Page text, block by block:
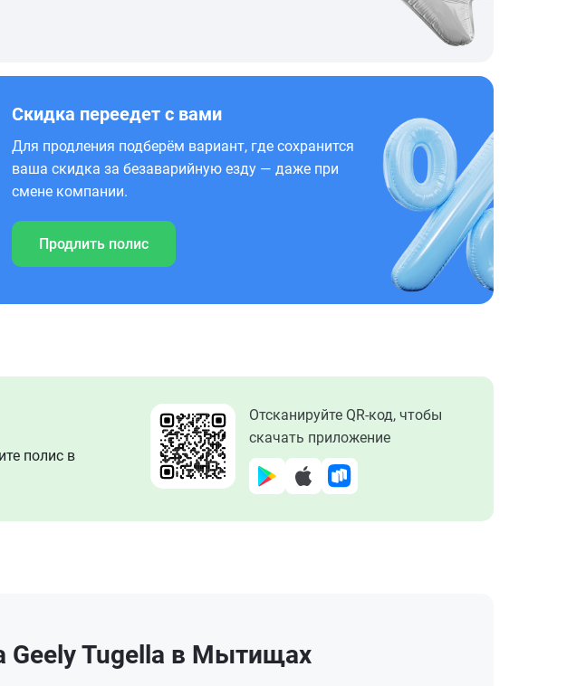
Скидка переедет с вами
Для продления подберём вариант, где сохранится
ваша скидка за безаварийную езду — даже при
смене компании.
Продлить полис
полис в
Отсканируйте QR-код, чтобы
скачать приложение
Tugella в Мытищах